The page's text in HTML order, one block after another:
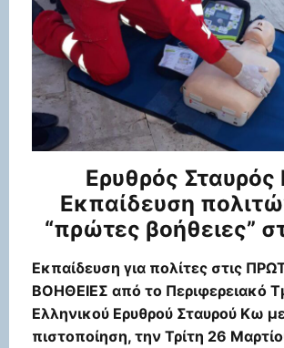
Ερυθρός
Εκπαίδευση
“πρώτες βοήθειες”
Εκπαίδευση για πολίτες στις
ΒΟΗΘΕΙΕΣ από το Περιφερειακό
Ελληνικού Ερυθρού Σταυρού Κω μ
πιστοποίηση, την Τρίτη 26